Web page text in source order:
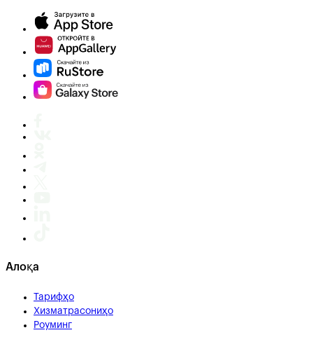
Алоқа
Тарифҳо
Хизматрасониҳо
Роуминг